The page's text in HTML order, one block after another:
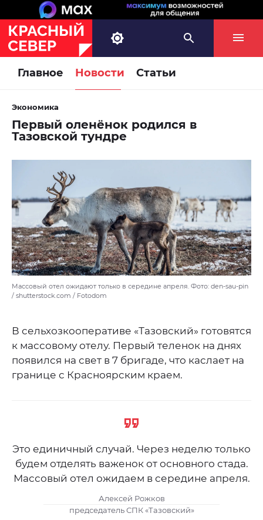
Главное Новости Статьи
Экономика
Первый оленёнок родился в
Тазовской тундре
Массовый отел ожидают только в середине апреля. Фото: den-sau-pin
/ shutterstock.com / Fotodom
В сельхозкооперативе «Тазовский» готовятся
к массовому отелу. Первый теленок на днях
появился на свет в 7 бригаде, что каслает на
границе с Красноярским краем.
Это единичный случай. Через неделю только
будем отделять важенок от основного стада.
Массовый отел ожидаем в середине апреля.
Алексей Рожков
председатель СПК «Тазовский»